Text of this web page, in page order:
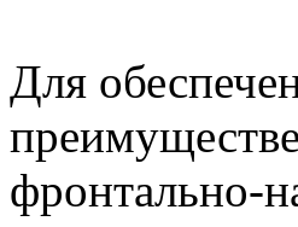
Для
фронтально-